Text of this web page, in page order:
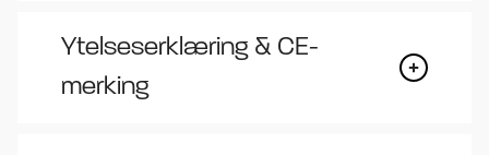
Ytelseserklæring & CE-
merking